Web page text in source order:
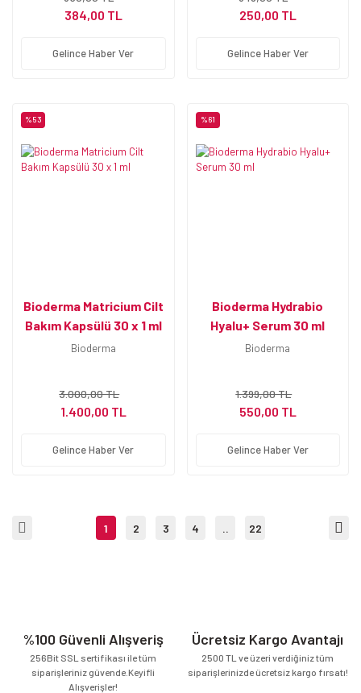
384,00 TL
Gelince Haber Ver
250,00 TL
Gelince Haber Ver
%53
Bioderma Matricium Cilt
Bakım Kapsülü 30 x 1 ml
Bioderma
3.000,00 TL
1.400,00 TL
Gelince Haber Ver
%61
Bioderma Hydrabio
Hyalu+ Serum 30 ml
Bioderma
1.399,00 TL
550,00 TL
Gelince Haber Ver
1 2 3 4 .. 22
%100 Güvenli Alışveriş
256Bit SSL sertifikası ile tüm
siparişleriniz güvende.Keyifli
Alışverişler!
Ücretsiz Kargo Avantajı
2500 TL ve üzeri verdiğiniz tüm
siparişlerinizde ücretsiz kargo fırsatı!